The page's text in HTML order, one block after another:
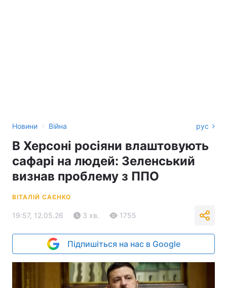
Новини › Війна рус
В Херсоні росіяни влаштовують
сафарі на людей: Зеленський
визнав проблему з ППО
ВІТАЛІЙ САЄНКО
19:57, 12.05.26 3 хв. 1755
Підпишіться на нас в Google